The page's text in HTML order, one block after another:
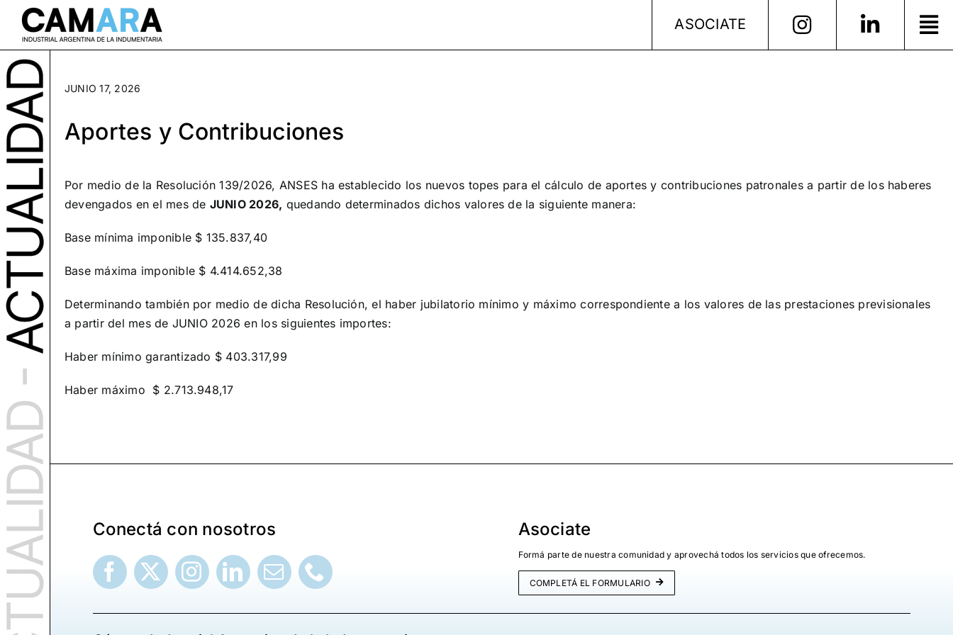
Saltar
contenido
ASOCIATE
JUNIO 17, 2026
Aportes y Contribuciones
Por medio de la Resolución 139/2026, ANSES ha establecido los nuevos topes para el cálculo de aportes y contribuciones patronales a partir de los haberes
devengados en el mes de JUNIO 2026, quedando determinados dichos valores de la siguiente manera:
Base mínima imponible $ 135.837,40
Base máxima imponible $ 4.414.652,38
Determinando también por medio de dicha Resolución, el haber jubilatorio mínimo y máximo correspondiente a los valores de las prestaciones previsionales
a partir del mes de JUNIO 2026 en los siguientes importes:
Haber mínimo garantizado $ 403.317,99
Haber máximo $ 2.713.948,17
Conectá con nosotros Asociate
Formá parte de nuestra comunidad y aprovechá todos los servicios que ofrecemos.
COMPLETÁ EL FORMULARIO